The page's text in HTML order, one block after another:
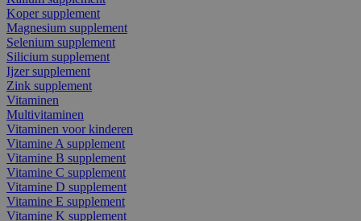
Koper supplement
Magnesium supplement
Selenium supplement
Silicium supplement
Ijzer supplement
Zink supplement
Vitaminen
Multivitaminen
Vitaminen voor kinderen
Vitamine A supplement
Vitamine B supplement
Vitamine C supplement
Vitamine D supplement
Vitamine E supplement
Vitamine K supplement